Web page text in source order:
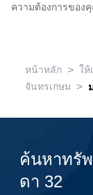
ความต้องการของ
หน้าหลัก > ให้
จันทรเกษม >
ค้นหาทรั
ดา 32